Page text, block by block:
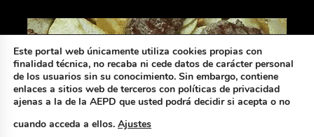
Este portal web únicamente utiliza cookies propias con
finalidad técnica, no recaba ni cede datos de carácter personal
de los usuarios sin su conocimiento. Sin embargo, contiene
enlaces a sitios web de terceros con políticas de privacidad
ajenas a la de la AEPD que usted podrá decidir si acepta o no
cuando acceda a ellos. Ajustes